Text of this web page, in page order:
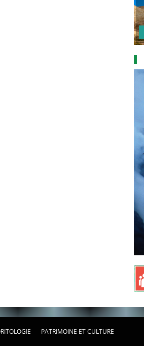
PATRIMOINE ET CULTURE